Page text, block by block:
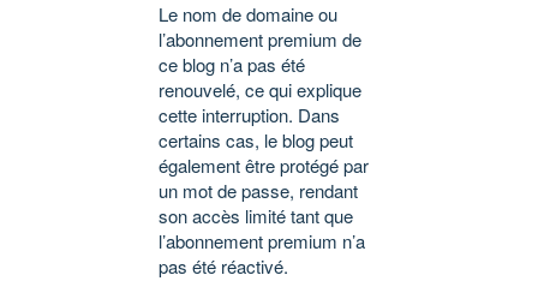
Le nom de domaine ou
l’abonnement premium de
ce blog n’a pas été
renouvelé, ce qui explique
cette interruption. Dans
certains cas, le blog peut
également être protégé par
un mot de passe, rendant
son accès limité tant que
l’abonnement premium n’a
pas été réactivé.